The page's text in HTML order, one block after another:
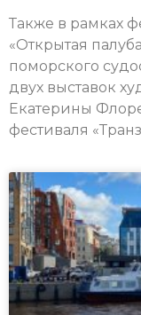
Также в рамках
«Открытая
поморского
двух выставок
Екатерины
фестиваля